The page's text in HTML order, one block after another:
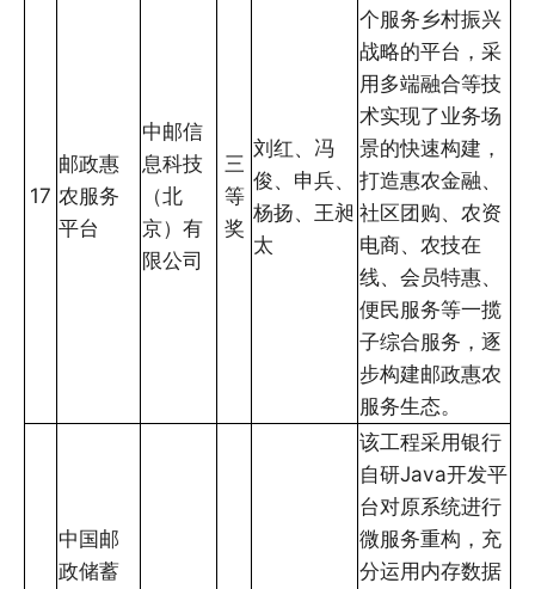
17
邮政惠
农服务
平台
中邮信
息科技
（北
京）有
限公司
三
等
奖
刘红、冯
俊、申兵、
杨扬、王昶
太
个服务乡村振兴
战略的平台，采
用多端融合等技
术实现了业务场
景的快速构建，
打造惠农金融、
社区团购、农资
电商、农技在
线、会员特惠、
便民服务等一揽
子综合服务，逐
步构建邮政惠农
服务生态。
中国邮
政储蓄
该工程采用银行
自研Java开发平
台对原系统进行
微服务重构，充
分运用内存数据